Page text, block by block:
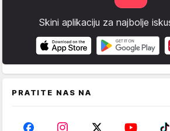
Skini aplikaciju za najbolje
PRATITE NAS NA